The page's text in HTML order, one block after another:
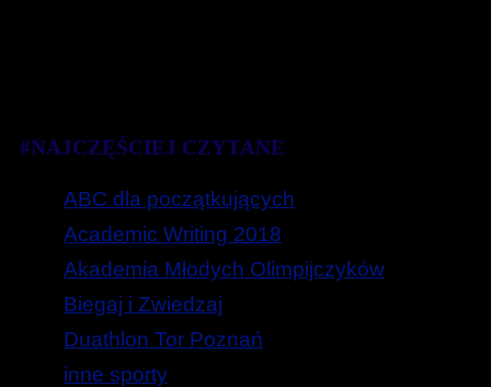
#NAJCZĘŚCIEJ CZYTANE
ABC dla początkujących
Academic Writing 2018
Akademia Młodych Olimpijczyków
Biegaj i Zwiedzaj
Duathlon Tor Poznań
inne sporty